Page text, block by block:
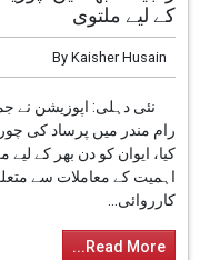
راجیہ سبھا میں
کے لیے ملتوی
ByKaisher Husain
نئی دہلی: اپوزیشن نے
رام مندر میں پرساد کی
کیا، ایوان کو دن بھر کے لیے
اہمیت کے معاملات سے